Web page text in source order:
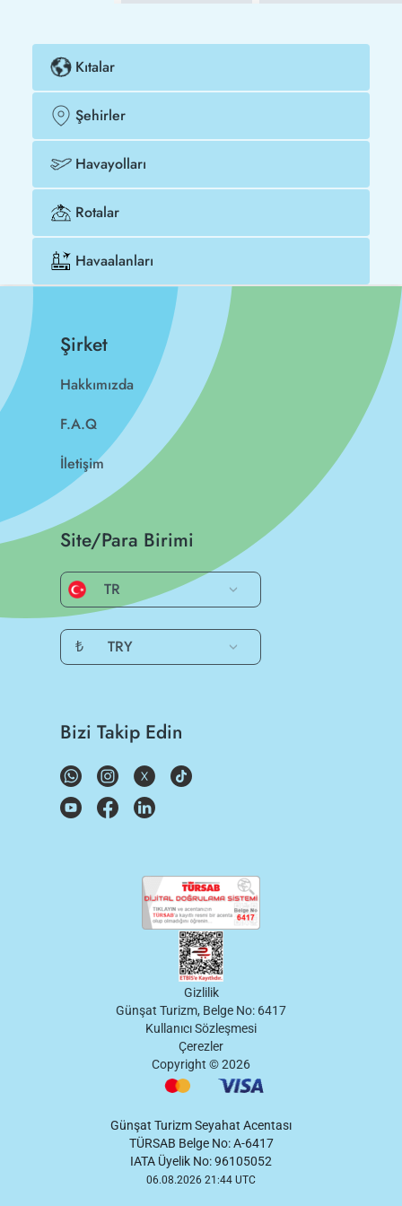
Kıtalar
Şehirler
Havayolları
Rotalar
Havaalanları
Şirket
Hakkımızda
F.A.Q
İletişim
Site/Para Birimi
TR
₺ TRY
Bizi Takip Edin
Gizlilik
Günşat Turizm, Belge No: 6417
Kullanıcı Sözleşmesi
Çerezler
Copyright ©2026
Günşat Turizm Seyahat Acentası
TÜRSAB Belge No: A-6417
IATA Üyelik No: 96105052
06.08.2026 21:44 UTC